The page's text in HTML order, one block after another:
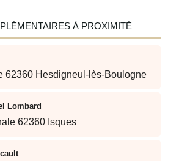
À PROXIMITÉ
62360 Hesdigneul-lès-Boulogne
Lombard
62360 Isques